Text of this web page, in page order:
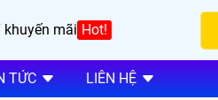
khuyến mãi Hot!
TỨC LIÊN HỆ